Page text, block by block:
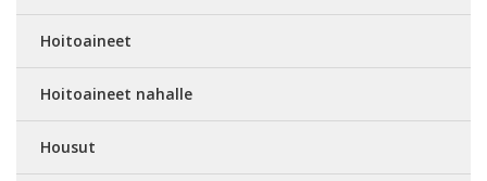
Hoitoaineet
Hoitoaineet nahalle
Housut